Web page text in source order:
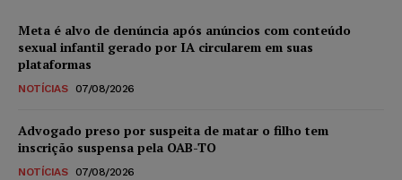
Meta é alvo de denúncia após anúncios com conteúdo
sexual infantil gerado por IA circularem em suas
plataformas
NOTÍCIAS 07/08/2026
Advogado preso por suspeita de matar o filho tem
inscrição suspensa pela OAB-TO
NOTÍCIAS 07/08/2026